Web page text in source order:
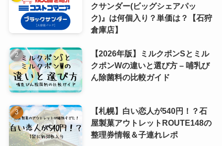
クサンダー(ビッグシェアパッ
ク)』は何個入り？単価は？【石狩
倉庫店】
【2026年版】ミルクポンSとミル
クポンWの違いと選び方 – 哺乳び
ん除菌料の比較ガイド
【札幌】白い恋人が540円！？石
屋製菓アウトレットROUTE148の
整理券情報＆子連れレポ